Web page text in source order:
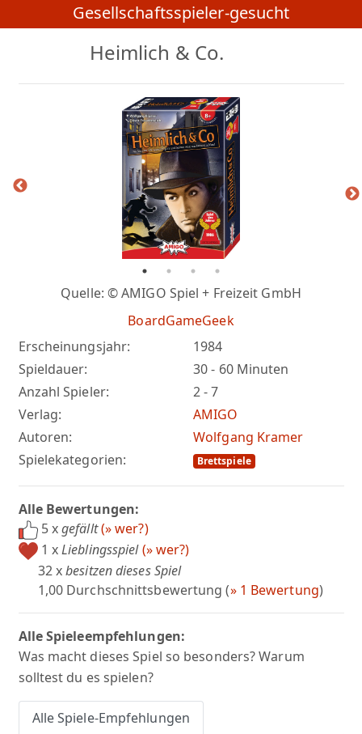
Gesellschaftsspieler-gesucht
Heimlich & Co.
Erscheinungsjahr:
1984
Spieldauer:
30 - 60 Minuten
Anzahl Spieler:
2 - 7
Verlag:
AMIGO
Autoren:
Wolfgang Kramer
Spielekategorien:
Brettspiele
Quelle: © AMIGO Spiel + Freizeit GmbH
BoardGameGeek
Alle Bewertungen:
5 xgefällt(» wer?)
1 xLieblingsspiel (» wer?)
32 xbesitzen dieses Spiel
1,00 Durchschnittsbewertung (» 1 Bewertung)
Alle Spieleempfehlungen:
Was macht dieses Spiel so besonders? Warum
solltest du es spielen?
Alle Spiele-Empfehlungen